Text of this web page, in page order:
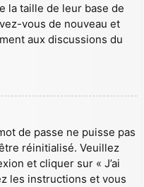
la taille de leur base de
vous de nouveau et
aux discussions du
de passe ne puisse pas
réinitialisé. Veuillez
et cliquer sur « J’ai
les instructions et vous